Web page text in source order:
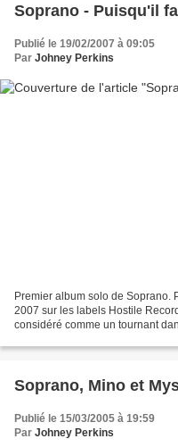
Soprano - Puisqu'il
Publié le 19/02/2007 à 09:05
Par Johney Perkins
Premier album solo de Soprano.
2007 sur les labels Hostile
considéré comme un tournant
Soprano, Mino et
Publié le 15/03/2005 à 19:59
Par Johney Perkins